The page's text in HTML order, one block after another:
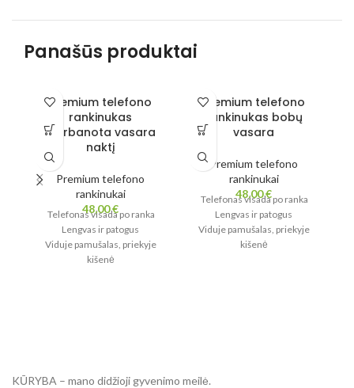
Panašūs produktai
Premium telefono
rankinukas
Garbanota vasara
naktį
Premium telefono
rankinukai
48,00€
Telefonas visada po ranka
Lengvas ir patogus
Viduje pamušalas, priekyje
kišenė
Premium telefono
rankinukas bobų
vasara
Premium telefono
rankinukai
48,00€
Telefonas visada po ranka
Lengvas ir patogus
Viduje pamušalas, priekyje
kišenė
KŪRYBA – mano didžioji gyvenimo meilė.